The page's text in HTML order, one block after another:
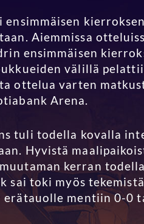
Aiemmissa
ensimmäisen
välillä
ottelua varten
Arena.
tuli todella kovalla
Hyvistä
kerran
sai toki myös
erätauolle mentiin 0-0